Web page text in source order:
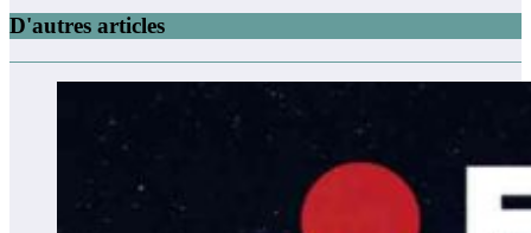
D'autres articles